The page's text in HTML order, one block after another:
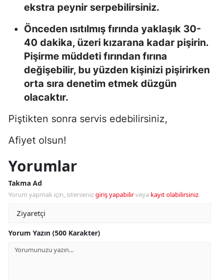
ekstra peynir serpebilirsiniz.
Önceden ısıtılmış fırında yaklaşık 30-
40 dakika, üzeri kızarana kadar pişirin.
Pişirme müddeti fırından fırına
değişebilir, bu yüzden kişinizi pişirirken
orta sıra denetim etmek düzgün
olacaktır.
Piştikten sonra servis edebilirsiniz,
Afiyet olsun!
Yorumlar
Takma Ad
Yorum yapmak için, istersenizgiriş yapabilirveya kayıt olabilirsiniz.
Yorum Yazın (500 Karakter)